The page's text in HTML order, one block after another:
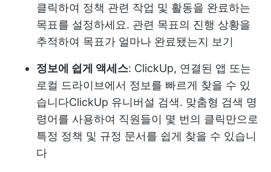
클릭하여 정책 관련 작업 및 활동을 완료하는
목표를 설정하세요. 관련 목표의 진행 상황을
추적하여 목표가 얼마나 완료됐는지 보기
정보에 쉽게 액세스: ClickUp, 연결된 앱 또는
로컬 드라이브에서 정보를 빠르게 찾을 수 있
습니다ClickUp 유니버설 검색. 맞춤형 검색 명
령어를 사용하여 직원들이 몇 번의 클릭만으로
특정 정책 및 규정 문서를 쉽게 찾을 수 있습니
다